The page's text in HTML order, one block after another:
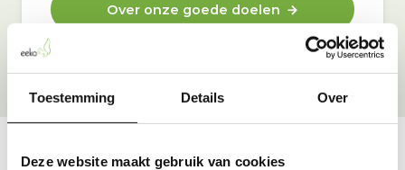
Toestemming Details Over
Deze website maakt gebruik van cookies
Over onze goede doelen